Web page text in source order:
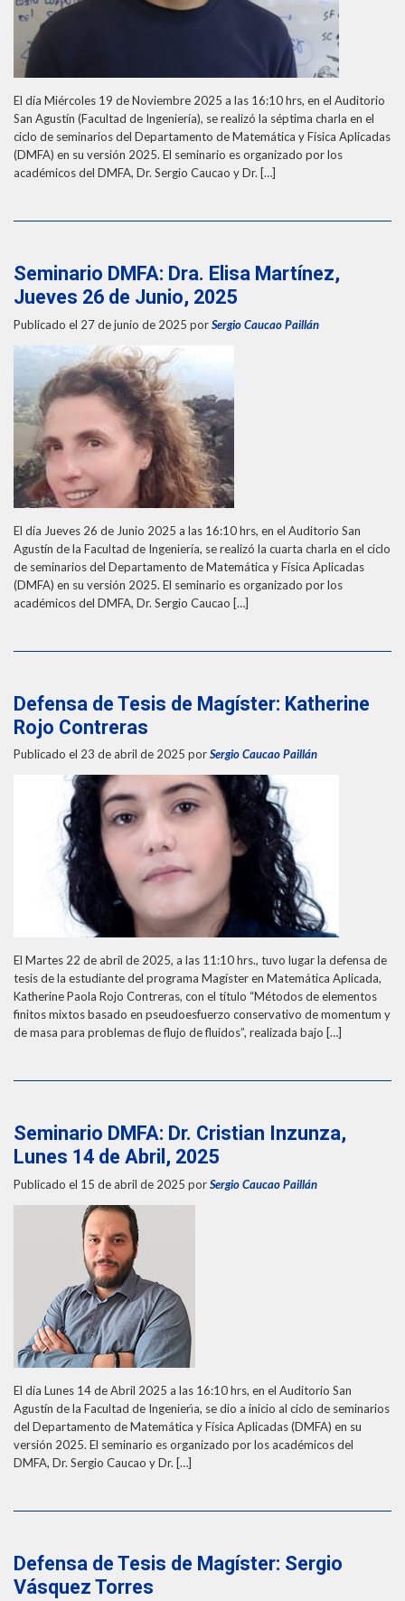
El día Miércoles 19 de Noviembre 2025 a las 16:10 hrs, en el Auditorio
San Agustín (Facultad de Ingeniería), se realizó la séptima charla en el
ciclo de seminarios del Departamento de Matemática y Física Aplicadas
(DMFA) en su versión 2025. El seminario es organizado por los
académicos del DMFA, Dr. Sergio Caucao y Dr. […]
Seminario DMFA: Dra. Elisa Martínez,
Jueves 26 de Junio, 2025
Publicado el 27 de junio de 2025 porSergio Caucao Paillán
El día Jueves 26 de Junio 2025 a las 16:10 hrs, en el Auditorio San
Agustín de la Facultad de Ingeniería, se realizó la cuarta charla en el ciclo
de seminarios del Departamento de Matemática y Física Aplicadas
(DMFA) en su versión 2025. El seminario es organizado por los
académicos del DMFA, Dr. Sergio Caucao […]
Defensa de Tesis de Magíster: Katherine
Rojo Contreras
Publicado el 23 de abril de 2025 porSergio Caucao Paillán
El Martes 22 de abril de 2025, a las 11:10 hrs., tuvo lugar la defensa de
tesis de la estudiante del programa Magíster en Matemática Aplicada,
Katherine Paola Rojo Contreras, con el título “Métodos de elementos
finitos mixtos basado en pseudoesfuerzo conservativo de momentum y
de masa para problemas de flujo de fluidos”, realizada bajo […]
Seminario DMFA: Dr. Cristian Inzunza,
Lunes 14 de Abril, 2025
Publicado el 15 de abril de 2025 porSergio Caucao Paillán
El día Lunes 14 de Abril 2025 a las 16:10 hrs, en el Auditorio San
Agustín de la Facultad de Ingenierı́a, se dio a inicio al ciclo de seminarios
del Departamento de Matemática y Física Aplicadas (DMFA) en su
versión 2025. El seminario es organizado por los académicos del
DMFA, Dr. Sergio Caucao y Dr. […]
Defensa de Tesis de Magíster: Sergio
Vásquez Torres